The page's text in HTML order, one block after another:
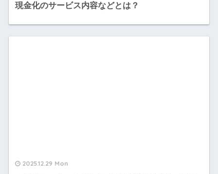
現金化のサービス内容などとは？
2025.12.29 Mon